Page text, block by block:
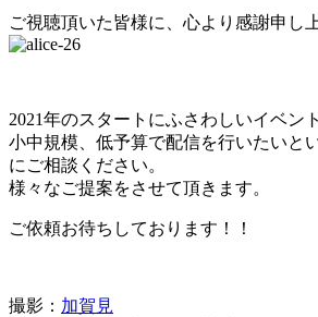
ご視聴頂いた皆様に、心より感謝申し
2021年のスタートにふさわしいイベン
小中規模、低予算で配信を行いたいと
にご相談ください。
様々なご提案をさせて頂きます。
ご依頼お待ちしております！！
撮影： 加賀見